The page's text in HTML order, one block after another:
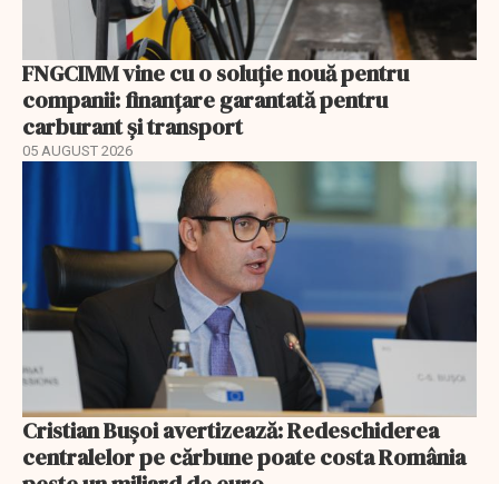
FNGCIMM vine cu o soluție nouă pentru
companii: finanțare garantată pentru
carburant și transport
05 AUGUST 2026
Cristian Bușoi avertizează: Redeschiderea
centralelor pe cărbune poate costa România